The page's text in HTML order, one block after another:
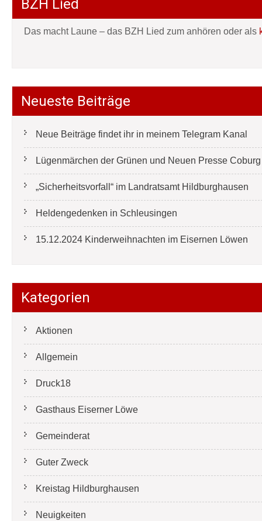
BZH Lied
Das macht Laune – das BZH Lied zum anhören oder als
Neueste Beiträge
Neue Beiträge findet ihr in meinem Telegram Kanal
Lügenmärchen der Grünen und Neuen Presse
„Sicherheitsvorfall“ im Landratsamt Hildburghausen
Heldengedenken in Schleusingen
15.12.2024 Kinderweihnachten im Eisernen Löwen
Kategorien
Aktionen
Allgemein
Druck18
Gasthaus Eiserner Löwe
Gemeinderat
Guter Zweck
Kreistag Hildburghausen
Neuigkeiten